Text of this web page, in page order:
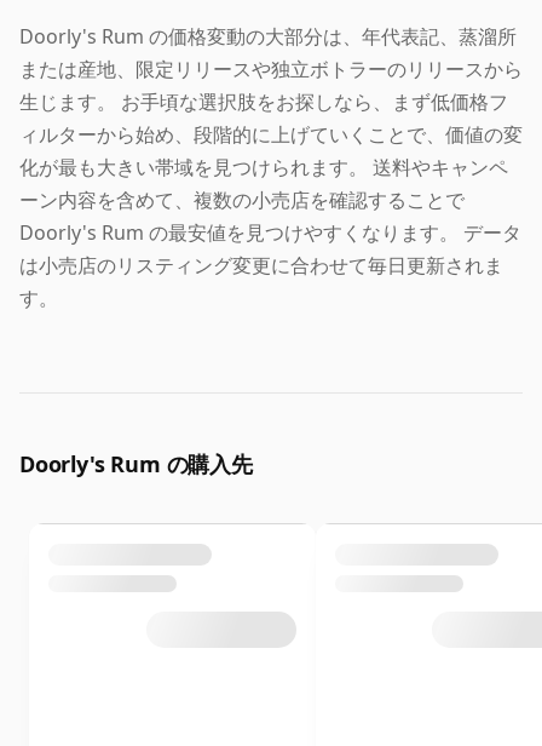
Doorly's Rum の価格変動の大部分は、年代表記、蒸溜所
または産地、限定リリースや独立ボトラーのリリースから
生じます。 お手頃な選択肢をお探しなら、まず低価格フ
ィルターから始め、段階的に上げていくことで、価値の変
化が最も大きい帯域を見つけられます。 送料やキャンペ
ーン内容を含めて、複数の小売店を確認することで
Doorly's Rum の最安値を見つけやすくなります。 データ
は小売店のリスティング変更に合わせて毎日更新されま
す。
Doorly's Rum の購入先